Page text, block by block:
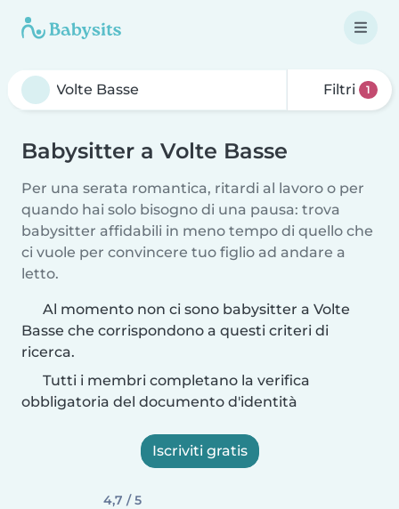
Filtri 1
Babysitter a Volte Basse
Per una serata romantica, ritardi al lavoro o per
quando hai solo bisogno di una pausa: trova
babysitter affidabili in meno tempo di quello che
ci vuole per convincere tuo figlio ad andare a
letto.
Al momento non ci sono babysitter a Volte
Basse che corrispondono a questi criteri di
ricerca.
Tutti i membri completano la verifica
obbligatoria del documento d'identità
Iscriviti gratis
4,7 / 5